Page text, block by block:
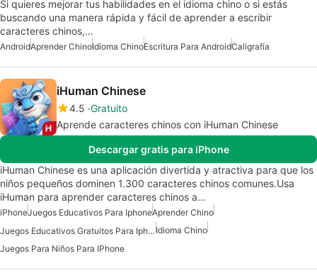
Si quieres mejorar tus habilidades en el idioma chino o si estás
buscando una manera rápida y fácil de aprender a escribir
caracteres chinos,…
AndroidAprender ChinoIdioma ChinoEscritura Para AndroidCaligrafía
iHuman Chinese
4.5 Gratuito
Aprende caracteres chinos con iHuman Chinese
Descargar gratis para iPhone
iHuman Chinese es una aplicación divertida y atractiva para que los
niños pequeños dominen 1.300 caracteres chinos comunes.Usa
iHuman para aprender caracteres chinos a…
iPhoneJuegos Educativos Para IphoneAprender Chino
Juegos Educativos Gratuitos Para Iphone Idioma Chino
Juegos Para Niños Para IPhone